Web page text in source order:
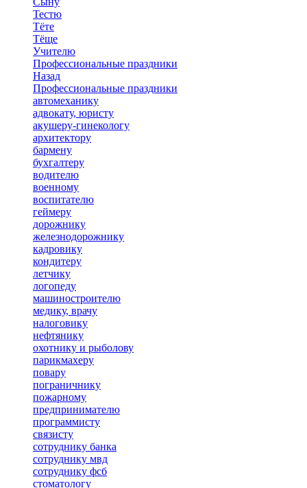
Тестю
Тёте
Тёще
Учителю
Профессиональные праздники
Назад
Профессиональные праздники
автомеханику
адвокату, юристу
акушеру-гинекологу
архитектору
бармену
бухгалтеру
водителю
военному
воспитателю
геймеру
дорожнику
железнодорожнику
кадровику
кондитеру
летчику
логопеду
машиностроителю
медику, врачу
налоговику
нефтянику
охотнику и рыболову
парикмахеру
повару
пограничнику
пожарному
предпринимателю
программисту
связисту
сотруднику банка
сотруднику мвд
сотруднику фсб
стоматологу